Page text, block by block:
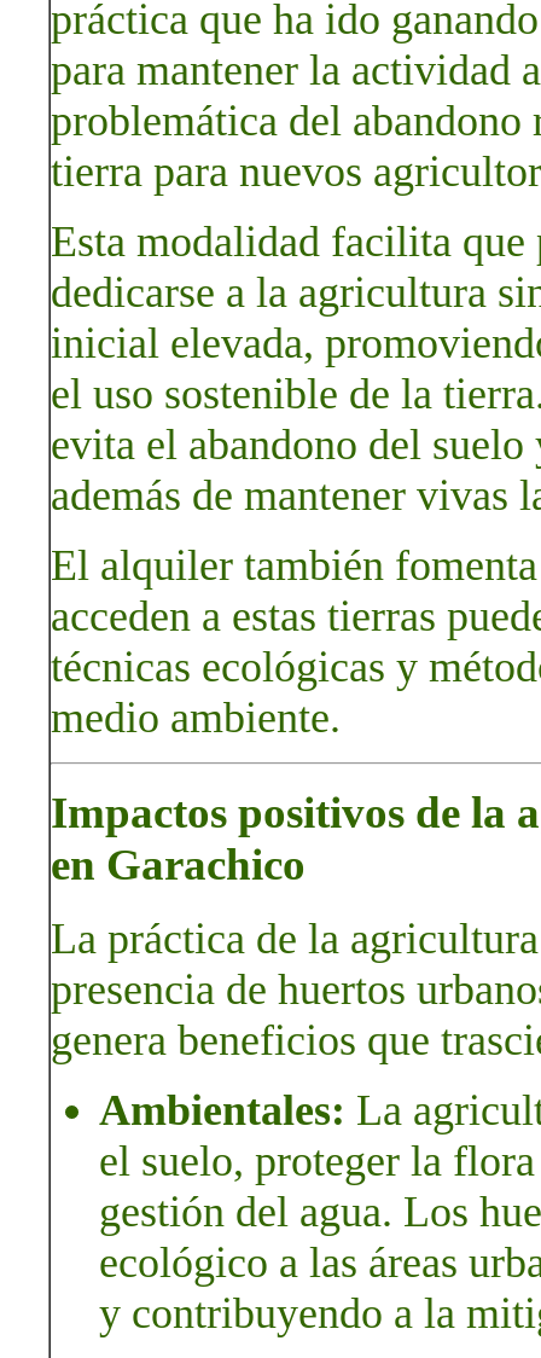
práctica que ha ido
para mantener la actividad
problemática del
tierra para nuevos
Esta modalidad facilita que
dedicarse a la agricultura
inicial elevada,
el uso sostenible de la
evita el abandono del
además de mantener vivas
El alquiler también
acceden a estas tierras
técnicas ecológicas y
medio ambiente.
Impactos positivos de la
en Garachico
La práctica de la
presencia de huertos
genera beneficios que
Ambientales: La
el suelo, proteger la
gestión del agua. Los
ecológico a las áreas
y contribuyendo a la